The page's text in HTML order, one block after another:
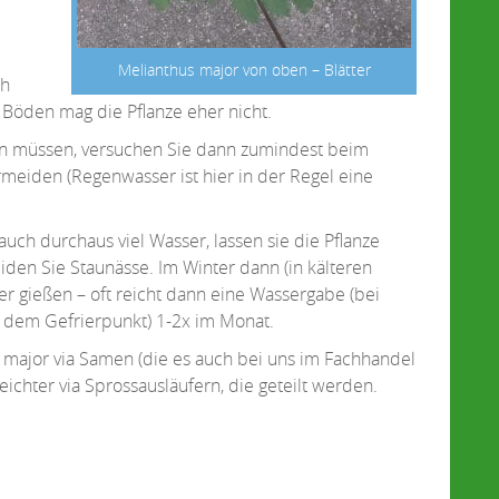
Melianthus major von oben – Blätter
mag die Pflanze eher nicht.
müssen, versuchen Sie dann zumindest beim
(Regenwasser ist hier in der Regel eine
durchaus viel Wasser, lassen sie die Pflanze
Sie Staunässe. Im Winter dann (in kälteren
gießen – oft reicht dann eine Wassergabe (bei
Gefrierpunkt) 1-2x im Monat.
via Samen (die es auch bei uns im Fachhandel
via Sprossausläufern, die geteilt werden.